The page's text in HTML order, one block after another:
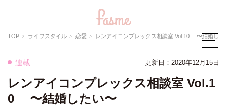
TOP ライフスタイル 恋愛 レンアイコンプレックス相談室 Vol.10 〜結婚した
連載 更新日：2020年12月15日
レンアイコンプレックス相談室 Vol.1
0 〜結婚したい〜